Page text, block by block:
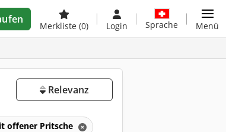
Merkliste (0) Login Sprache Menü
Relevanz
offener Pritsche